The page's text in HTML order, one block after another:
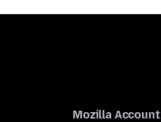
Mozilla Account